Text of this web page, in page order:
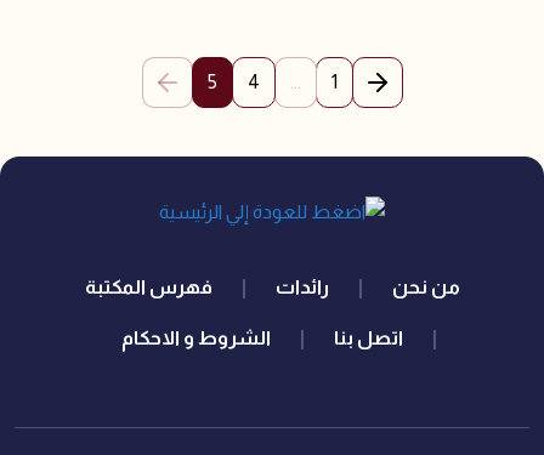
الصفحة السابقة
1
4
5
(current) الصفحة التالية
quick links
من نحن رائدات فهرس المكتبة
اتصل بنا الشروط و الاحكام